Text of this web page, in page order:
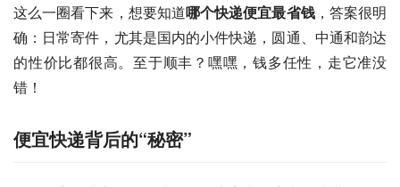
这么一圈看下来，想要知道哪个快递便宜最省钱，答案很明
确：日常寄件，尤其是国内的小件快递，圆通、中通和韵达
的性价比都很高。至于顺丰？嘿嘿，钱多任性，走它准没
错！
便宜快递背后的“秘密”